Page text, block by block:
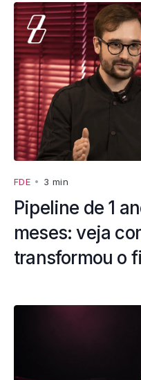
FDE • 3 min
Pipeline de 1
meses: veja
transformou o